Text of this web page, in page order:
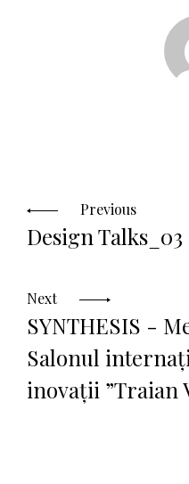
navigation
Previous
Design Talks_03
Next
SYNTHESIS -
Salonul
inovații ”Traian